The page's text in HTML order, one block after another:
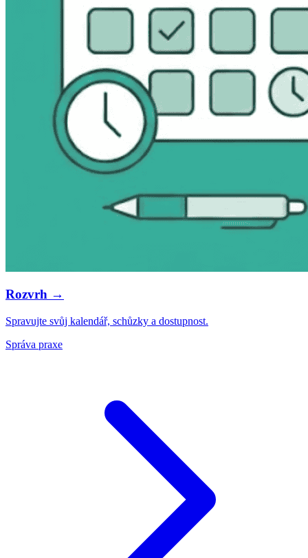
Rozvrh →
Spravujte svůj kalendář, schůzky a dostupnost.
Správa praxe